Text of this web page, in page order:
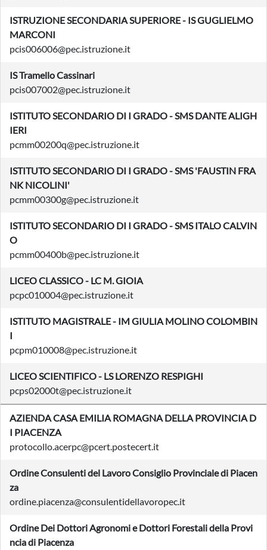
ISTRUZIONE SECONDARIA SUPERIORE - IS GUGLIELMO
MARCONI
pcis006006@pec.istruzione.it
IS Tramello Cassinari
pcis007002@pec.istruzione.it
ISTITUTO SECONDARIO DI I GRADO - SMS DANTE ALIGH
IERI
pcmm00200q@pec.istruzione.it
ISTITUTO SECONDARIO DI I GRADO - SMS 'FAUSTIN FRA
NK NICOLINI'
pcmm00300g@pec.istruzione.it
ISTITUTO SECONDARIO DI I GRADO - SMS ITALO CALVIN
O
pcmm00400b@pec.istruzione.it
LICEO CLASSICO - LC M. GIOIA
pcpc010004@pec.istruzione.it
ISTITUTO MAGISTRALE - IM GIULIA MOLINO COLOMBIN
I
pcpm010008@pec.istruzione.it
LICEO SCIENTIFICO - LS LORENZO RESPIGHI
pcps02000t@pec.istruzione.it
AZIENDA CASA EMILIA ROMAGNA DELLA PROVINCIA D
I PIACENZA
protocollo.acerpc@pcert.postecert.it
Ordine Consulenti del Lavoro Consiglio Provinciale di Piacen
za
ordine.piacenza@consulentidellavoropec.it
Ordine Dei Dottori Agronomi e Dottori Forestali della Provi
ncia di Piacenza